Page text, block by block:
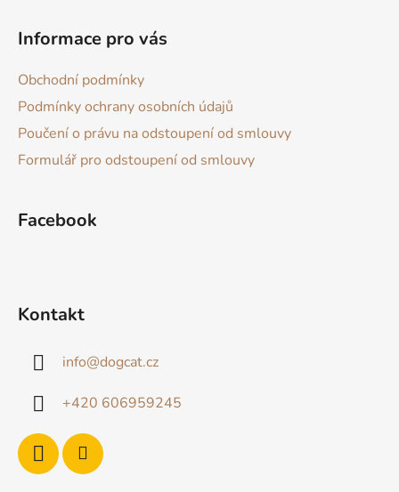
k
v
ý
Informace pro vás
Obchodní podmínky
Podmínky ochrany osobních údajů
Poučení o právu na odstoupení od smlouvy
Formulář pro odstoupení od smlouvy
Facebook
Kontakt
info@dogcat.cz
+420 606959245